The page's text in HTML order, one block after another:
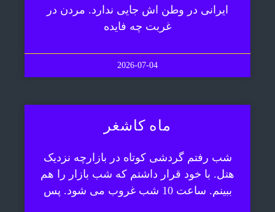
ایرانی در وطن اش جایی ندارد. مردن در
غربت چه فایده
2026-07-04
ماه کاشغر
شب رفتم گردشی کوتاه در بازارچه نزدیک
هتل. با خود قرار داشتم که شب بازار را هم
ببینم. ساعت 10 شب غروب می شود. پس